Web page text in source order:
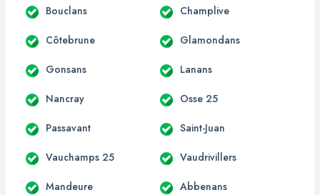
Bouclans Champlive
Côtebrune Glamondans
Gonsans Lanans
Nancray Osse 25
Passavant Saint-Juan
Vauchamps 25 Vaudrivillers
Mandeure Abbenans